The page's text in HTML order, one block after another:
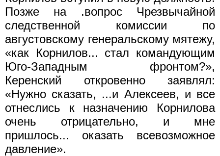
Позже на .вопрос Чрезвычайной
следственной комиссии по
августовскому генеральскому мятежу,
«как Корнилов... стал командующим
Юго-Западным фронтом?»,
Керенский откровенно заявлял:
«Нужно сказать, ...и Алексеев, и все
отнеслись к назна­чению Корнилова
очень отрицательно, и мне
пришлось... оказать всевозможное
давление».